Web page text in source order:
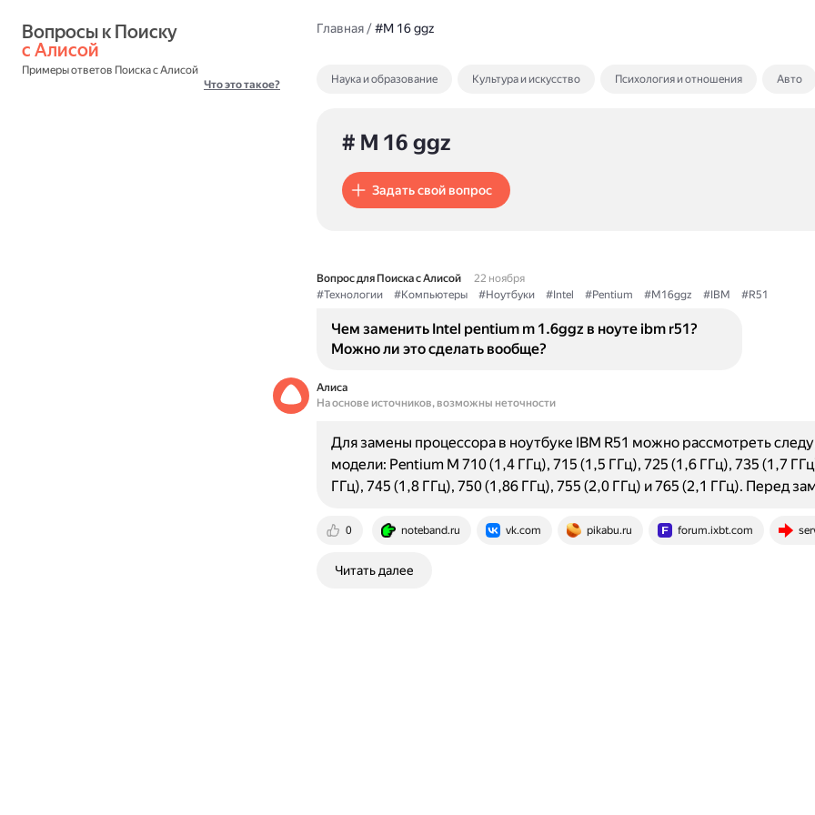
с Алисой
Примеры ответов Поиска с Алисой
Что это такое?
Главная/#M 16 ggz
Наука и образование Культура и искусство Психология и отношения Авто
# M 16 ggz
Задать свой вопрос
Вопрос для Поиска с Алисой
22 ноября
#Технологии
#Компьютеры #Ноутбуки #Intel #Pentium #M16ggz #IBM #R51
Чем заменить Intel pentium m 1.6ggz в ноуте ibm r51?
Можно ли это сделать вообще?
Алиса
На основе источников, возможны неточности
0 noteband.ru vk.com pikabu.ru forum.ixbt.com
Для замены процессора в ноутбуке IBM R51 можно рассмотреть
модели: Pentium M 710 (1,4 ГГц), 715 (1,5 ГГц), 725 (1,6 ГГц), 735 (1,7
ГГц), 745 (1,8 ГГц), 750 (1,86 ГГц), 755 (2,0 ГГц) и 765 (2,1 ГГц). Перед
Читать далее